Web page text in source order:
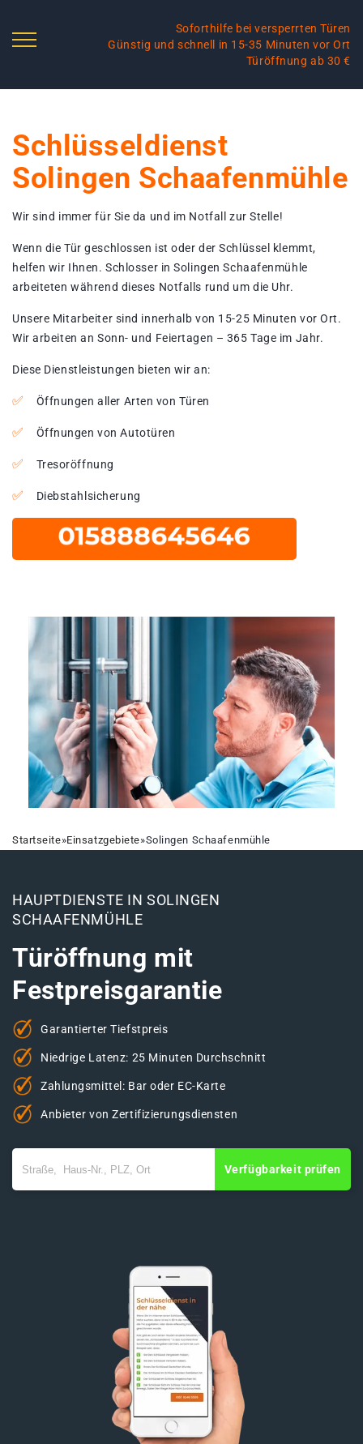
Soforthilfe bei versperrten Türen
Günstig und schnell in 15-35 Minuten vor Ort
Türöffnung ab 30 €
Schlüsseldienst
Solingen Schaafenmühle
Wir sind immer für Sie da und im Notfall zur Stelle!
Wenn die Tür geschlossen ist oder der Schlüssel klemmt,
helfen wir Ihnen. Schlosser in Solingen Schaafenmühle
arbeiteten während dieses Notfalls rund um die Uhr.
Unsere Mitarbeiter sind innerhalb von 15-25 Minuten vor Ort.
Wir arbeiten an Sonn- und Feiertagen – 365 Tage im Jahr.
Diese Dienstleistungen bieten wir an:
Öffnungen aller Arten von Türen
Öffnungen von Autotüren
Tresoröffnung
Diebstahlsicherung
Startseite»Einsatzgebiete»Solingen Schaafenmühle
HAUPTDIENSTE IN SOLINGEN
SCHAAFENMÜHLE
Türöffnung mit
Festpreisgarantie
Garantierter Tiefstpreis
Niedrige Latenz: 25 Minuten Durchschnitt
Zahlungsmittel: Bar oder EC-Karte
Anbieter von Zertifizierungsdiensten
Verfügbarkeit prüfen